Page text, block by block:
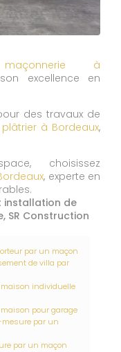
à
excellence en
des travaux de
plâtrier à Bordeaux,
choisissez
, experte en
installation de
SR Construction
par un maçon
de villa par
individuelle
pour garage
par un
par un maçon